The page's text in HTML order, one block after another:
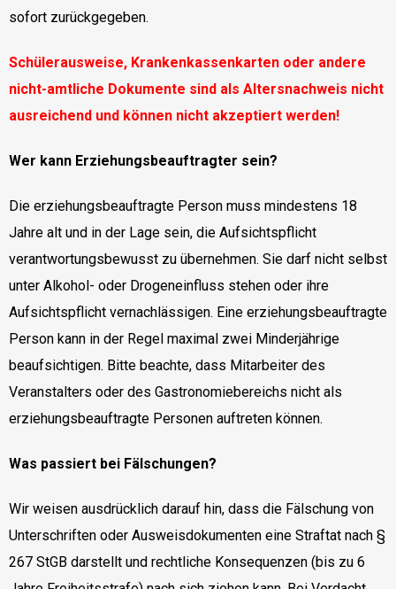
sofort zurückgegeben.
Schülerausweise, Krankenkassenkarten oder andere
nicht-amtliche Dokumente sind als Altersnachweis nicht
ausreichend und können nicht akzeptiert werden!
Wer kann Erziehungsbeauftragter sein?
Die erziehungsbeauftragte Person muss mindestens 18
Jahre alt und in der Lage sein, die Aufsichtspflicht
verantwortungsbewusst zu übernehmen. Sie darf nicht selbst
unter Alkohol- oder Drogeneinfluss stehen oder ihre
Aufsichtspflicht vernachlässigen. Eine erziehungsbeauftragte
Person kann in der Regel maximal zwei Minderjährige
beaufsichtigen. Bitte beachte, dass Mitarbeiter des
Veranstalters oder des Gastronomiebereichs nicht als
erziehungsbeauftragte Personen auftreten können.
Was passiert bei Fälschungen?
Wir weisen ausdrücklich darauf hin, dass die Fälschung von
Unterschriften oder Ausweisdokumenten eine Straftat nach §
267 StGB darstellt und rechtliche Konsequenzen (bis zu 6